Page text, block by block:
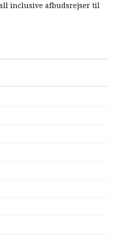
inclusive afbudsrejser til